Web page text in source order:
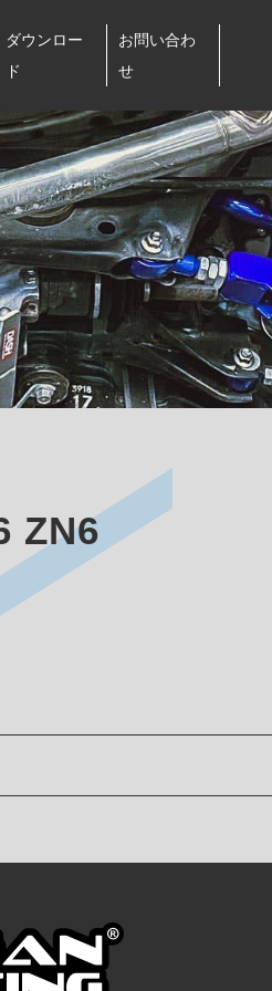
ダウンロー
ド
お問い合わ
せ
ZN6